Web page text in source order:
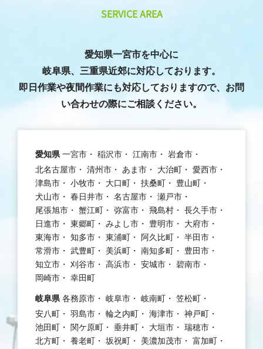
SERVICE AREA
愛知県一宮市を中心に
岐阜県、三重県近郊に対応しております。
即日作業や夜間作業にも対応しておりますので、お問
い合わせの際にご相談ください。
愛知県 一宮市 稲沢市 江南市
岩倉市
北名古屋市
清州市 あま市 大治町
愛西市
津島市
小牧市 大口町 扶桑町
豊山町
犬山市
春日井市 名古屋市
瀬戸市
尾張旭市
蟹江町 弥富市 飛島村
長久手市
日進市
東郷町 みよし市 豊明市
大府市
東海市
知多市 東浦町 阿久比町
半田市
常滑市
武豊町 美浜町 南知多町
豊田市
知立市
刈谷市 高浜市 安城市
碧南市
岡崎市
幸田町
岐阜県 各務原市 岐阜市 岐南町
笠松町
安八町
羽島市 輪之内町 海津市
神戸町
池田町
関ケ原町 垂井町 大垣市
瑞穂市
北方町
養老町 坂祝町 美濃加茂市
富加町